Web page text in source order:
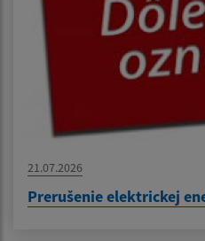
21.07.2026
Prerušenie elektrickej